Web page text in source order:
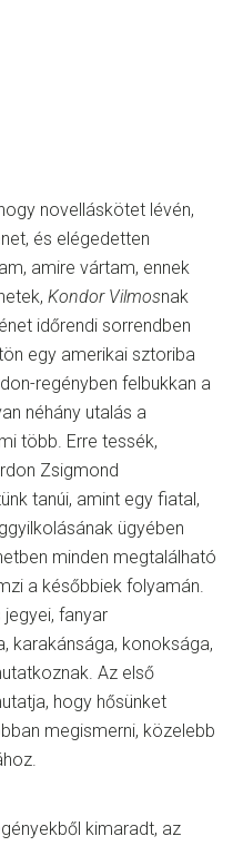
novelláskötet lévén,
és elégedetten
amire vártam, ennek
Kondor Vilmosnak
időrendi sorrendben
egy amerikai sztoriba
regényben felbukkan a
néhány utalás a
több. Erre tessék,
Zsigmond
tanúi, amint egy fiatal,
ügyében
minden megtalálható
a későbbiek folyamán.
fanyar
karakánsága, konoksága,
Az első
hogy hősünket
megismerni, közelebb
kimaradt, az